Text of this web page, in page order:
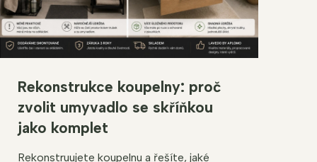
Rekonstrukce koupelny: proč
zvolit umyvadlo se skříňkou
jako komplet
Rekonstruujete koupelnu a řešíte, jaké